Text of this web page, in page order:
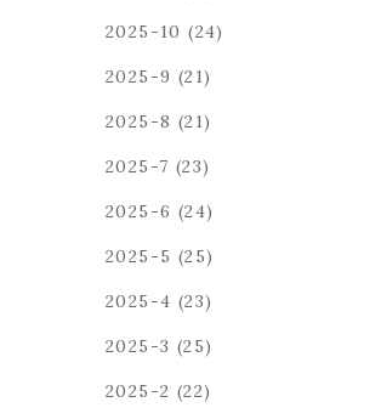
2025-10 (24)
2025-9 (21)
2025-8 (21)
2025-7 (23)
2025-6 (24)
2025-5 (25)
2025-4 (23)
2025-3 (25)
2025-2 (22)